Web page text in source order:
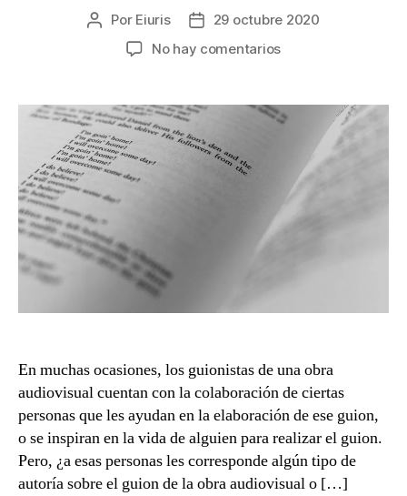
Autor
Por Eiuris
Fecha29 octubre 2020
No hay comentariosen
guion
de
obra
audiovisual
En muchas ocasiones, los guionistas de una obra
audiovisual cuentan con la colaboración de ciertas
personas que les ayudan en la elaboración de ese guion,
o se inspiran en la vida de alguien para realizar el guion.
Pero, ¿a esas personas les corresponde algún tipo de
autoría sobre el guion de la obra audiovisual o […]